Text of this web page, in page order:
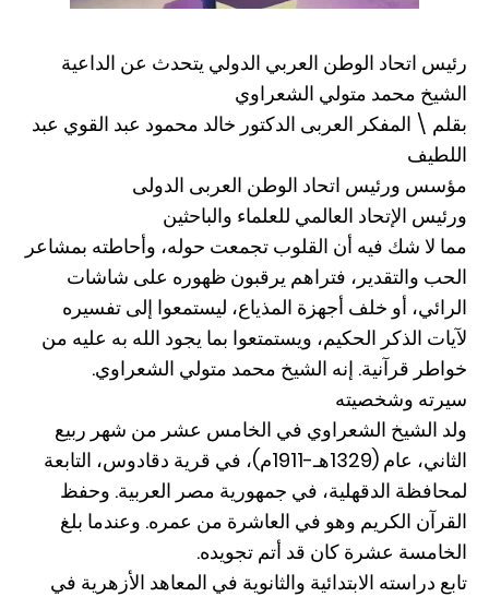
رئيس اتحاد الوطن العربي الدولي يتحدث عن الداعية
الشيخ محمد متولي الشعراوي
بقلم \ المفكر العربى الدكتور خالد محمود عبد القوي عبد
اللطيف
مؤسس ورئيس اتحاد الوطن العربى الدولى
ورئيس الإتحاد العالمي للعلماء والباحثين
مما لا شك فيه أن القلوب تجمعت حوله، وأحاطته بمشاعر
الحب والتقدير، فتراهم يرقبون ظهوره على شاشات
الرائي، أو خلف أجهزة المذياع، ليستمعوا إلى تفسيره
لآيات الذكر الحكيم، ويستمتعوا بما يجود الله به عليه من
خواطر قرآنية. إنه الشيخ محمد متولي الشعراوي.
سيرته وشخصيته
ولد الشيخ الشعراوي في الخامس عشر من شهر ربيع
الثاني، عام (1329هـ-1911م)، في قرية دقادوس، التابعة
لمحافظة الدقهلية، في جمهورية مصر العربية. وحفظ
القرآن الكريم وهو في العاشرة من عمره. وعندما بلغ
الخامسة عشرة كان قد أتم تجويده.
تابع دراسته الابتدائية والثانوية في المعاهد الأزهرية في